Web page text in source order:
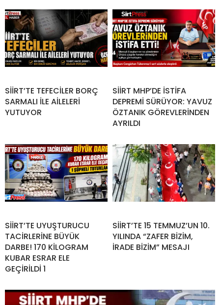
SİİRT’TE TEFECİLER BORÇ
SARMALI İLE AİLELERİ
YUTUYOR
SİİRT MHP’DE İSTİFA
DEPREMİ SÜRÜYOR: YAVUZ
ÖZTANIK GÖREVLERİNDEN
AYRILDI
SİİRT’TE UYUŞTURUCU
TACİRLERİNE BÜYÜK
DARBE! 170 KİLOGRAM
KUBAR ESRAR ELE
GEÇİRİLDİ 1
SİİRT’TE 15 TEMMUZ’UN 10.
YILINDA “ZAFER BİZİM,
İRADE BİZİM” MESAJI